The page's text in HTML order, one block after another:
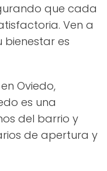
que cada
Ven a
es
Oviedo,
es una
del barrio y
de apertura y